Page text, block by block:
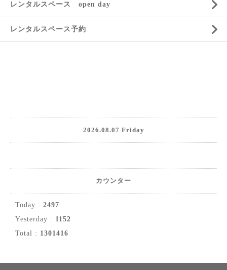
レンタルスペース open day
レンタルスペース予約
2026.08.07 Friday
カウンター
Today : 2497
Yesterday : 1152
Total : 1301416